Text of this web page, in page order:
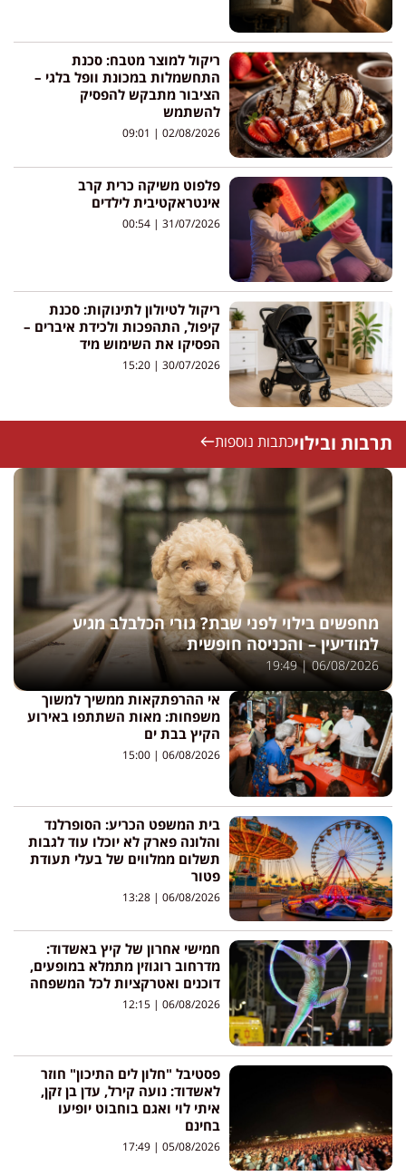
ריקול למוצר מטבח: סכנת
התחשמלות במכונת וופל בלגי –
הציבור מתבקש להפסיק
להשתמש
02/08/2026
פלפוט משיקה כרית קרב
אינטראקטיבית לילדים
31/07/2026
ריקול לטיולון לתינוקות: סכנת
קיפול, התהפכות ולכידת איברים –
הפסיקו את השימוש מיד
30/07/2026
תרבות ובילויכתבות נוספות
מחפשים בילוי לפני שבת? גורי הכלבלב מגיע
למודיעין – והכניסה חופשית
06/08/2026
19:49
אי ההרפתקאות ממשיך למשוך
משפחות: מאות השתתפו באירוע
הקיץ בבת ים
06/08/2026
בית המשפט הכריע: הסופרלנד
והלונה פארק לא יוכלו עוד לגבות
תשלום ממלווים של בעלי תעודת
פטור
06/08/2026
חמישי אחרון של קיץ באשדוד:
מדרחוב רוגוזין מתמלא במופעים,
דוכנים ואטרקציות לכל המשפחה
06/08/2026
פסטיבל "חלון לים התיכון" חוזר
לאשדוד: נועה קירל, עדן בן זקן,
איתי לוי ואגם בוחבוט יופיעו
בחינם
05/08/2026